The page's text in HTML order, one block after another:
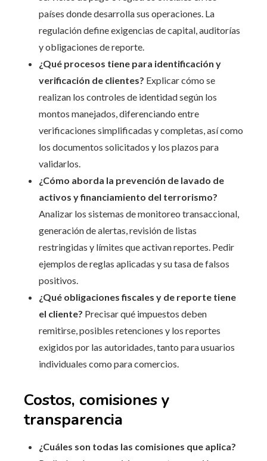
países donde desarrolla sus operaciones. La
regulación define exigencias de capital, auditorías
y obligaciones de reporte.
¿Qué procesos tiene para identificación y
verificación de clientes? Explicar cómo se
realizan los controles de identidad según los
montos manejados, diferenciando entre
verificaciones simplificadas y completas, así como
los documentos solicitados y los plazos para
validarlos.
¿Cómo aborda la prevención de lavado de
activos y financiamiento del terrorismo?
Analizar los sistemas de monitoreo transaccional,
generación de alertas, revisión de listas
restringidas y límites que activan reportes. Pedir
ejemplos de reglas aplicadas y su tasa de falsos
positivos.
¿Qué obligaciones fiscales y de reporte tiene
el cliente? Precisar qué impuestos deben
remitirse, posibles retenciones y los reportes
exigidos por las autoridades, tanto para usuarios
individuales como para comercios.
Costos, comisiones y
transparencia
¿Cuáles son todas las comisiones que aplica?